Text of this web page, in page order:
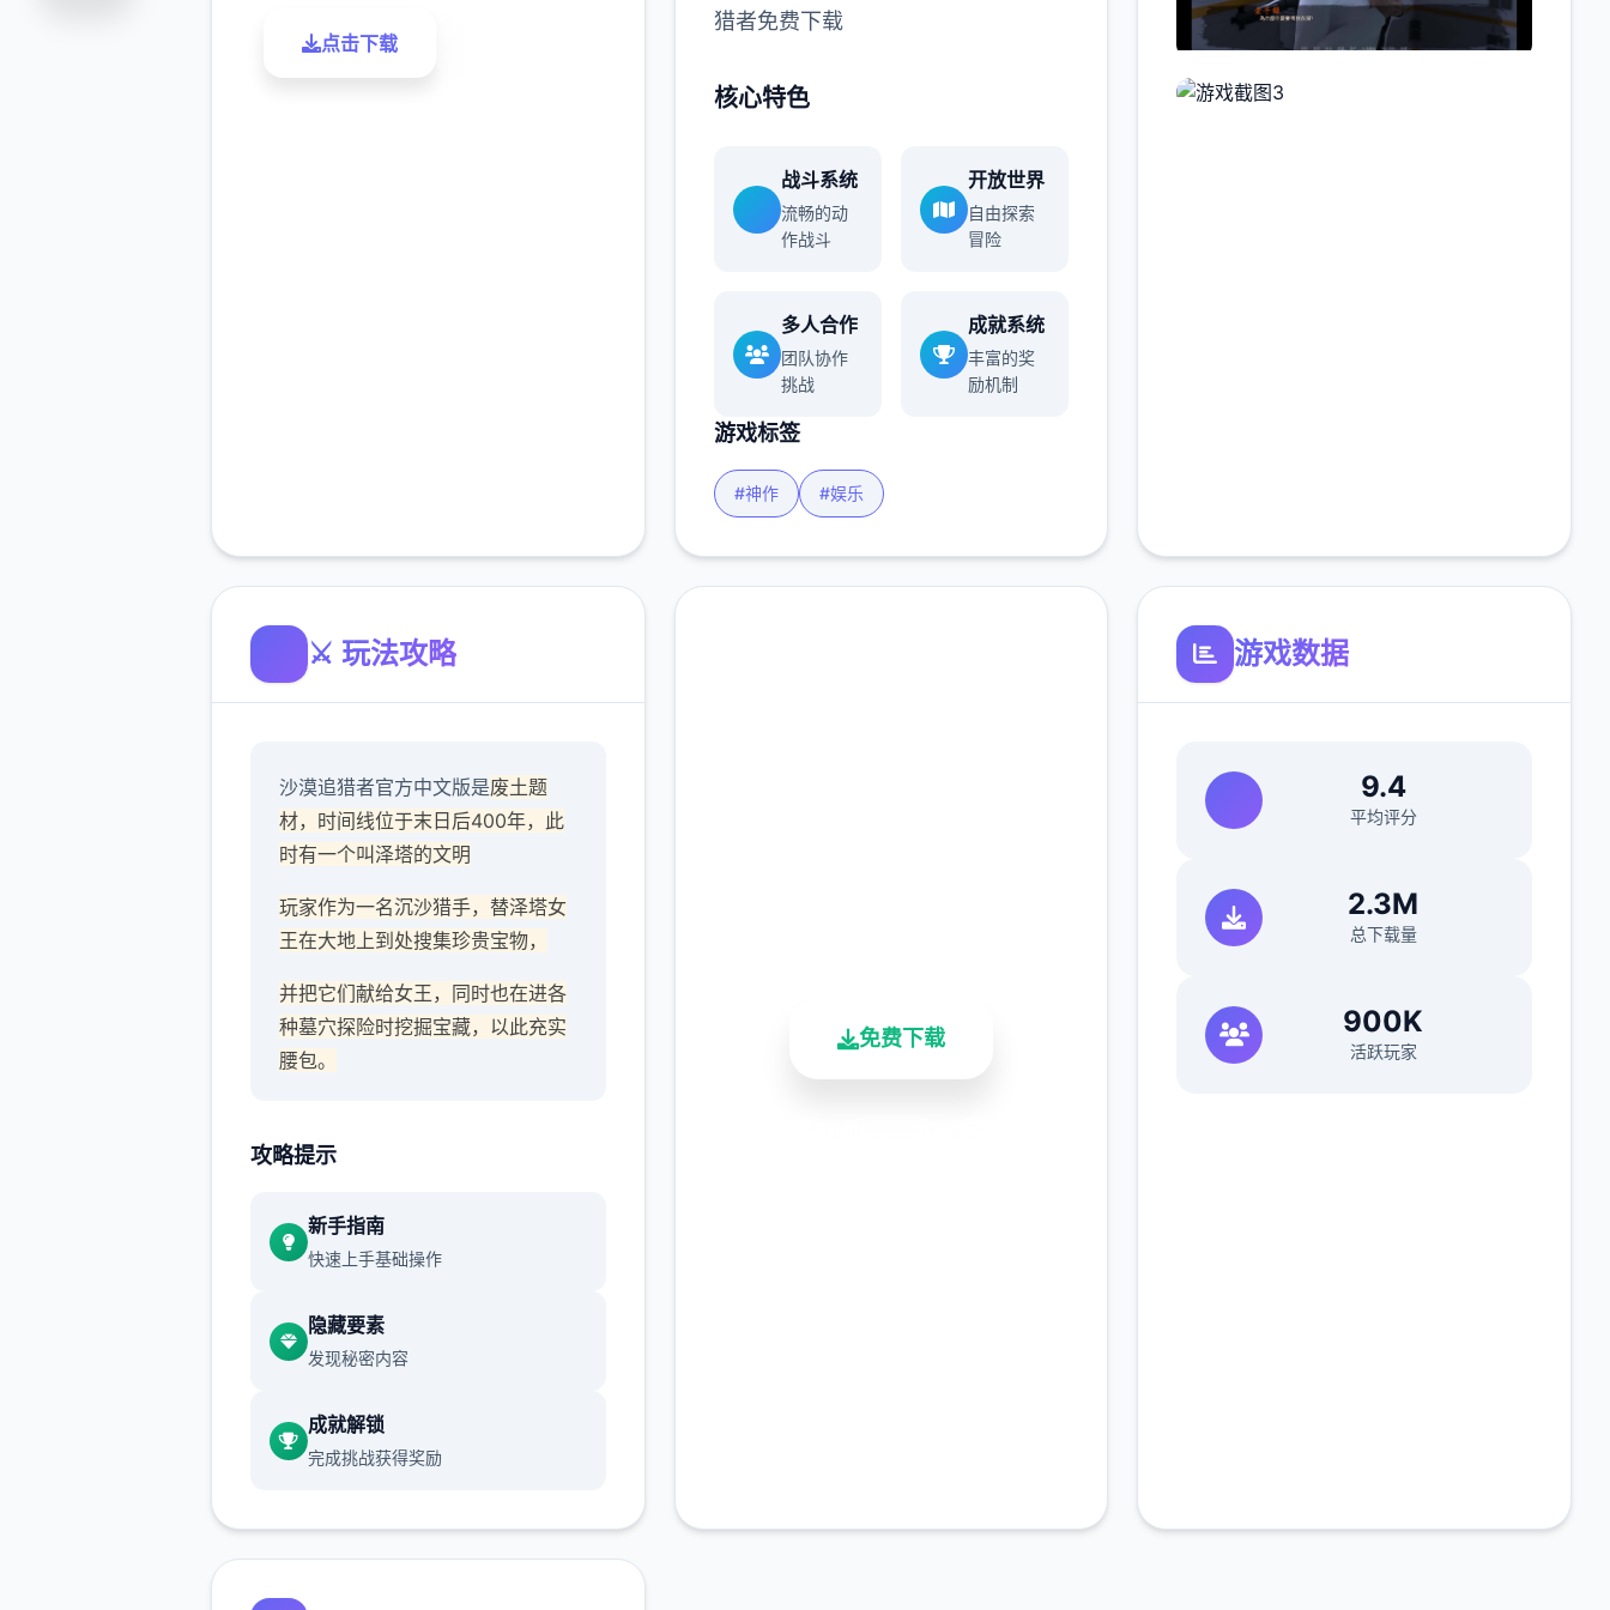
点击下载
猎者免费下载
核心特色
战斗系统
流畅的动
作战斗
开放世界
自由探索
冒险
多人合作
团队协作
挑战
成就系统
丰富的奖
励机制
游戏标签
#神作 #娱乐
⚔️ 玩法攻略
沙漠追猎者官方中文版是废土题
材，时间线位于末日后400年，此
时有一个叫泽塔的文明
玩家作为一名沉沙猎手，替泽塔女
王在大地上到处搜集珍贵宝物，
并把它们献给女王，同时也在进各
种墓穴探险时挖掘宝藏，以此充实
腰包。
里的世界观之类的都非常优秀，
死了，就会有完全不同的剧情。
行线，文本足足有一百六十万
游戏设定借鉴了辐射、潜行者、疯
沙漠追猎者攻略：
每个阵营都有各自的目的，游戏也
攻略提示
新手指南
快速上手基础操作
隐藏要素
发现秘密内容
成就解锁
完成挑战获得奖励
免费下载
游戏数据
9.4
平均评分
2.3M
总下载量
900K
活跃玩家